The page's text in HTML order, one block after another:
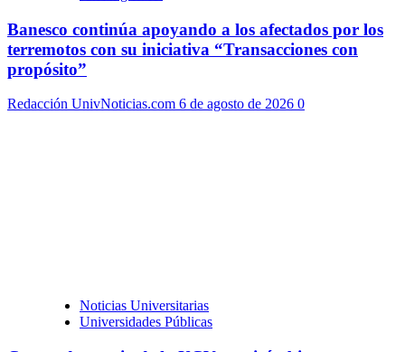
Banesco continúa apoyando a los afectados por los
terremotos con su iniciativa “Transacciones con
propósito”
Redacción UnivNoticias.com 6 de agosto de 2026 0
Noticias Universitarias
Universidades Públicas